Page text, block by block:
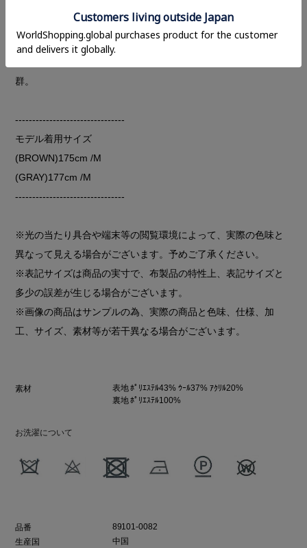
オーバーサイズのテーラードフォルムがきちんと感も与えつ
つ、柔らかな素材とのバランスでこなれた印象に。
群。
--------------------------------
モデル着用サイズ
(BROWN)175cm /M
(GRAY)177cm /M
--------------------------------
※光の当たり具合や端末等の閲覧環境によって、実際の色味と
異なって見える場合がございます。予めご了承ください。
※表記サイズは商品の実寸で、布製品の特性上、表記サイズと
多少の誤差が生じる場合がございます。
※画像の商品はサンプルの為、実際の商品と色味、仕様、加
工、サイズ、素材等が若干異なる場合がございます。
素材
表地 ﾎﾟﾘｴｽﾃﾙ43% ｳｰﾙ37% ｱｸﾘﾙ20%
裏地 ﾎﾟﾘｴｽﾃﾙ100%
お洗濯について
品番
89101-0082
生産国
中国